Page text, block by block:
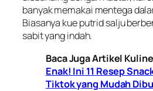
banyak memakai mentega
Biasanya kue putrid salju
sabit yang indah.
Baca Juga Artikel
Enak! Ini 11 Resep
Tiktok yang Mudah